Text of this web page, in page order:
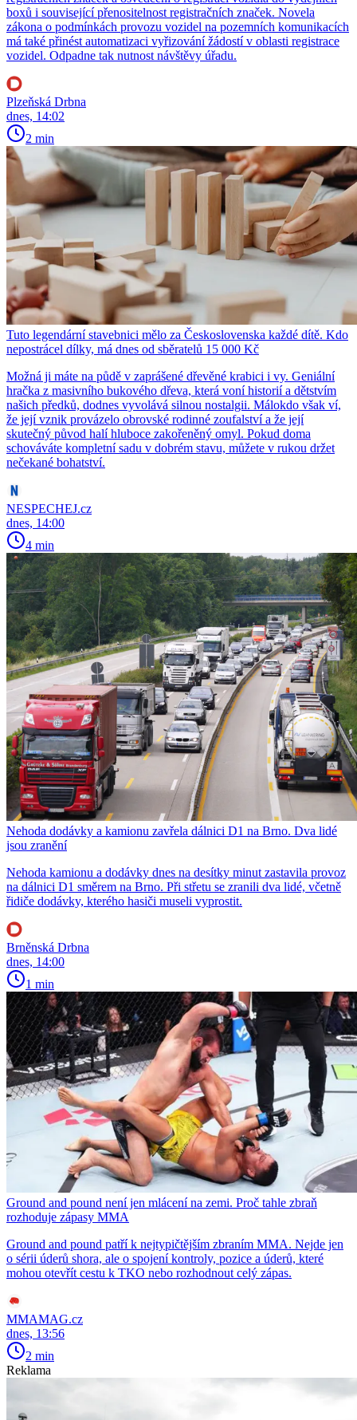
boxů i související přenositelnost registračních značek. Novela
zákona o podmínkách provozu vozidel na pozemních komunikacích
má také přinést automatizaci vyřizování žádostí v oblasti registrace
vozidel. Odpadne tak nutnost návštěvy úřadu.
Plzeňská Drbna
dnes, 14:02
2 min
Tuto legendární stavebnici mělo za Československa každé dítě. Kdo
nepostrácel dílky, má dnes od sběratelů 15 000 Kč
Možná ji máte na půdě v zaprášené dřevěné krabici i vy. Geniální
hračka z masivního bukového dřeva, která voní historií a dětstvím
našich předků, dodnes vyvolává silnou nostalgii. Málokdo však ví,
že její vznik provázelo obrovské rodinné zoufalství a že její
skutečný původ halí hluboce zakořeněný omyl. Pokud doma
schováváte kompletní sadu v dobrém stavu, můžete v rukou držet
nečekané bohatství.
NESPECHEJ.cz
dnes, 14:00
4 min
Nehoda dodávky a kamionu zavřela dálnici D1 na Brno. Dva lidé
jsou zranění
Nehoda kamionu a dodávky dnes na desítky minut zastavila provoz
na dálnici D1 směrem na Brno. Při střetu se zranili dva lidé, včetně
řidiče dodávky, kterého hasiči museli vyprostit.
Brněnská Drbna
dnes, 14:00
1 min
Ground and pound není jen mlácení na zemi. Proč tahle zbraň
rozhoduje zápasy MMA
Ground and pound patří k nejtypičtějším zbraním MMA. Nejde jen
o sérii úderů shora, ale o spojení kontroly, pozice a úderů, které
mohou otevřít cestu k TKO nebo rozhodnout celý zápas.
MMAMAG.cz
dnes, 13:56
2 min
Reklama